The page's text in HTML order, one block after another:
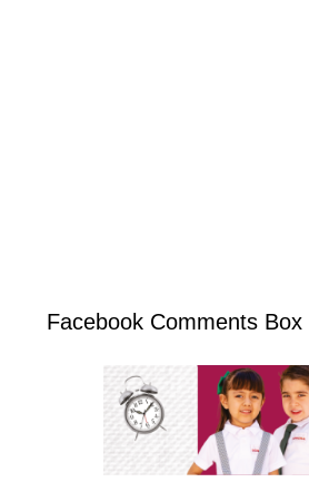
Facebook Comments Box